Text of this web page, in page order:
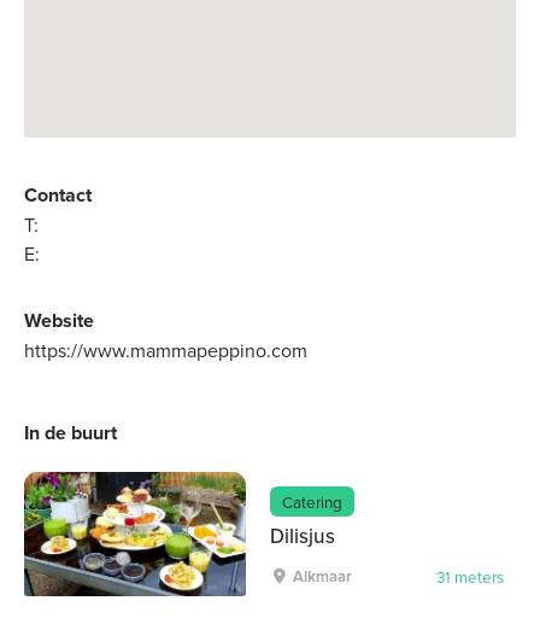
Contact
T:
E:
Website
https://www.mammapeppino.com
In de buurt
Catering
Dilisjus
Alkmaar 31 meters